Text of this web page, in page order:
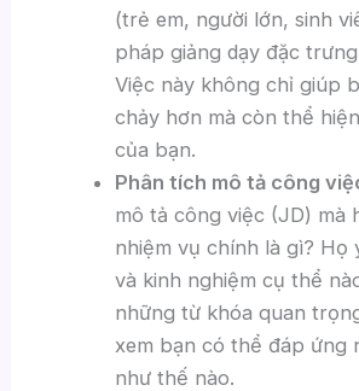
(trẻ em, người lớn, sinh
pháp giảng dạy đặc
Việc này không chỉ giúp
chảy hơn mà còn thể
của bạn.
Phân tích mô tả công
mô tả công việc (JD) mà
nhiệm vụ chính là gì? Họ
và kinh nghiệm cụ thể
những từ khóa quan
xem bạn có thể đáp ứng
như thế nào.